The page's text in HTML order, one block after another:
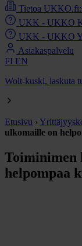
Tietoa
UKK - UKKO
UKK - UKKO
Asiakaspalvelu
FI EN
Wolt-kuski, laskuta
Etusivu ›
ulkomaille on
Toiminimen
helpompaa